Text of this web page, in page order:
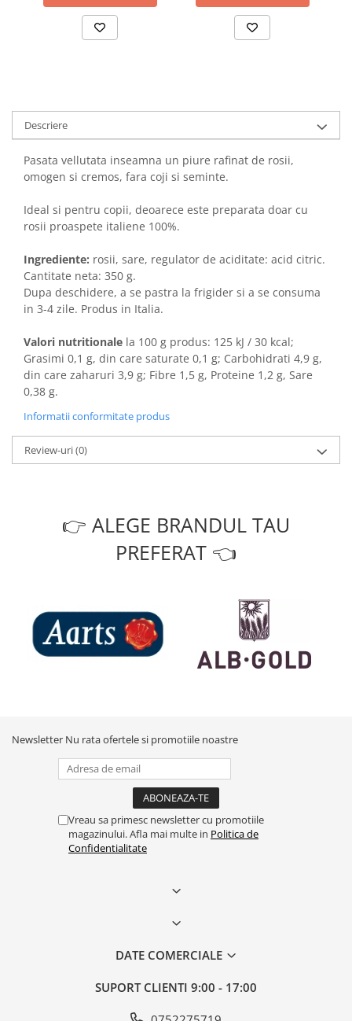
Descriere
Pasata vellutata inseamna un piure rafinat de rosii,
omogen si cremos, fara coji si seminte.
Ideal si pentru copii, deoarece este preparata doar cu
rosii proaspete italiene 100%.
Ingrediente: rosii, sare, regulator de aciditate: acid citric.
Cantitate neta: 350 g.
Dupa deschidere, a se pastra la frigider si a se consuma
in 3-4 zile. Produs in Italia.
Valori nutritionale la 100 g produs: 125 kJ / 30 kcal;
Grasimi 0,1 g, din care saturate 0,1 g; Carbohidrati 4,9 g,
din care zaharuri 3,9 g; Fibre 1,5 g, Proteine 1,2 g, Sare
0,38 g.
Informatii conformitate produs
Review-uri(0)
👉 ALEGE BRANDUL TAU
PREFERAT 👈
Newsletter Nu rata ofertele si promotiile noastre
Vreau sa primesc newsletter cu promotiile
magazinului. Afla mai multe in Politica de
Confidentialitate
DATE COMERCIALE
SUPORT CLIENTI 9:00 - 17:00